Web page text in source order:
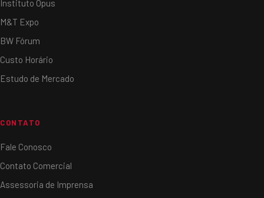
Instituto Opus
M&T Expo
BW Fórum
Custo Horário
Estudo de Mercado
CONTATO
Fale Conosco
Contato Comercial
Assessoria de Imprensa